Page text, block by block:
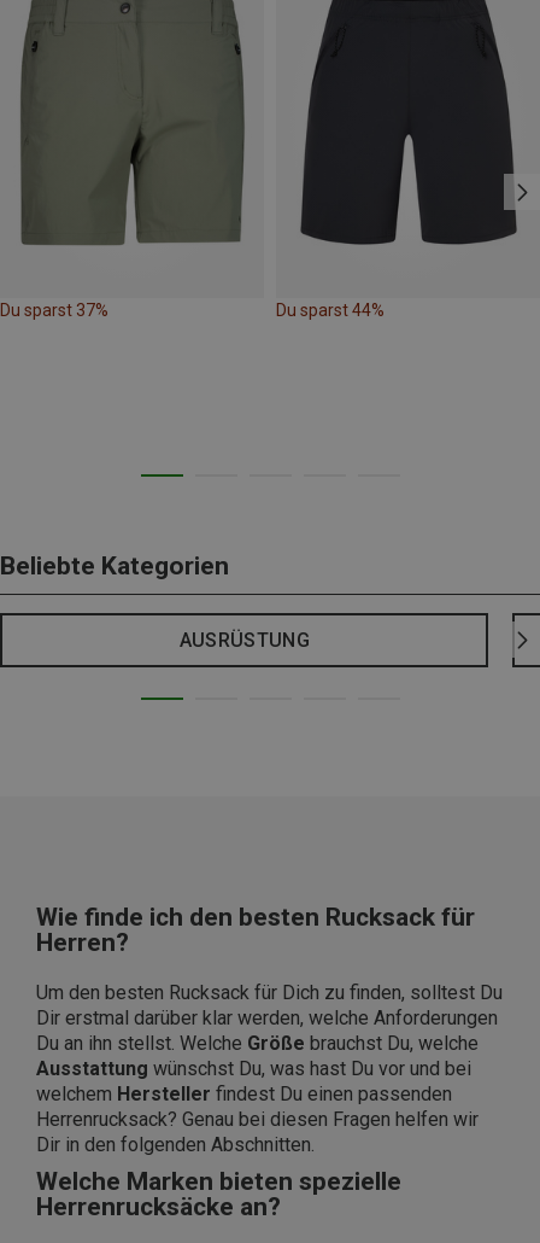
Du sparst 37% Du sparst 44%
Beliebte Kategorien
AUSRÜSTUNG
Wie finde ich den besten Rucksack für
Herren?
Um den besten Rucksack für Dich zu finden, solltest Du
Dir erstmal darüber klar werden, welche Anforderungen
Du an ihn stellst. Welche Größe brauchst Du, welche
Ausstattung wünschst Du, was hast Du vor und bei
welchem Hersteller findest Du einen passenden
Herrenrucksack? Genau bei diesen Fragen helfen wir
Dir in den folgenden Abschnitten.
Welche Marken bieten spezielle
Herrenrucksäcke an?